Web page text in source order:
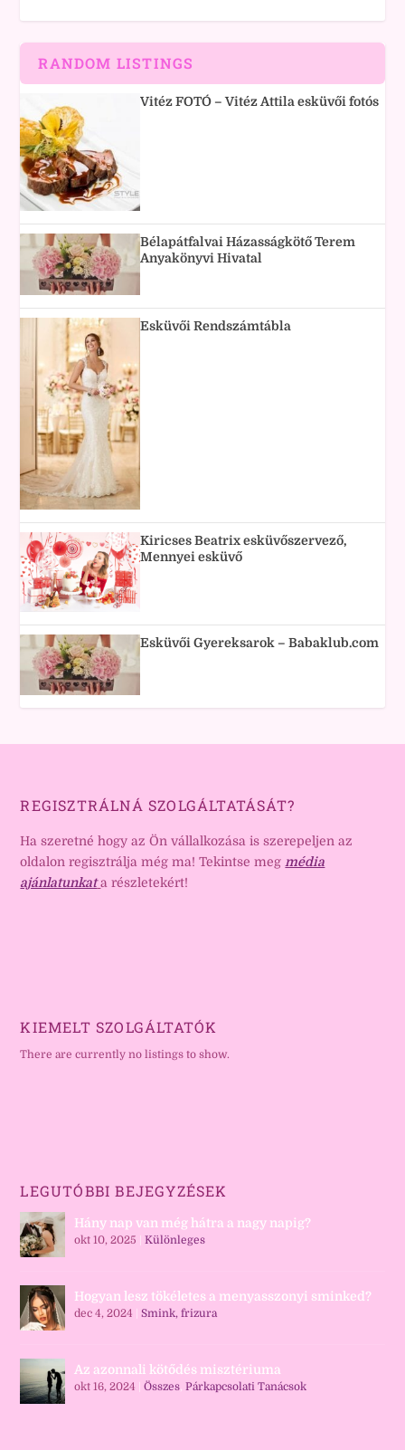
RANDOM LISTINGS
Vitéz FOTÓ – Vitéz Attila esküvői fotós
Bélapátfalvai Házasságkötő Terem
Anyakönyvi Hivatal
Esküvői Rendszámtábla
Kiricses Beatrix esküvőszervező,
Mennyei esküvő
Esküvői Gyereksarok – Babaklub.com
REGISZTRÁLNÁ SZOLGÁLTATÁSÁT?
Ha szeretné hogy az Ön vállalkozása is szerepeljen az
oldalon regisztrálja még ma! Tekintse megmédia
ajánlatunkat a részletekért!
KIEMELT SZOLGÁLTATÓK
There are currently no listings to show.
LEGUTÓBBI BEJEGYZÉSEK
Hány nap van még hátra a nagy napig?
okt 10, 2025 |Különleges
Hogyan lesz tökéletes a menyasszonyi sminked?
dec 4, 2024 |Smink, frizura
Az azonnali kötődés misztériuma
okt 16, 2024 |Összes,Párkapcsolati Tanácsok